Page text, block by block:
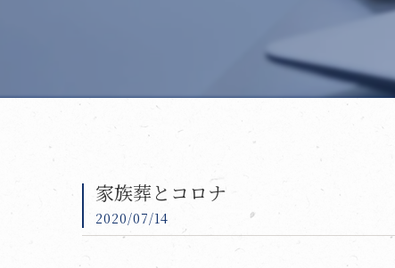
家族葬とコロナ
2020/07/14